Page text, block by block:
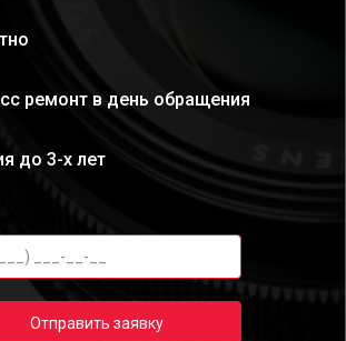
ремонт в день обращения
до 3-х лет
Отправить заявку